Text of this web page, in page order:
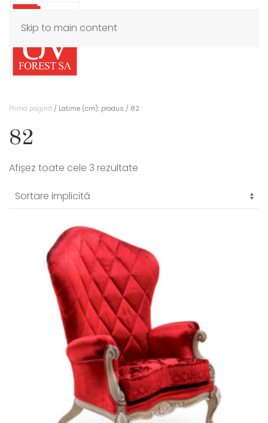
Skip to main content
Prima pagină / Latime (cm): produs / 82
82
Afișez toate cele 3 rezultate